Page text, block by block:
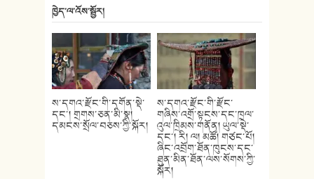
ཁྱེད་ལ་འོས་སྦྱོར།
ས་དགའ་རྫོང་གི་དགོན་སྡེ་
དང་། གྲགས་ཅན་མི་སྣ།
དམངས་སྲོལ་བཅས་ཀྱི་སྐོར།
ས་དགའ་རྫོང་གི་རྫོང་
གཞིས་འགྲོ་སྟངས་དང་ཁྲལ་
འུལ་ཁྲིམས་གནོན། ཡུལ་སྡེ་
དང་། རི། ལ། མཚོ། གཙང་པོ།
ཞིང་འབྲོག་ཐོན་ཁུངས་དང་
ཐུན་མིན་ཐོན་ལས་སོགས་ཀྱི་
སྐོར།